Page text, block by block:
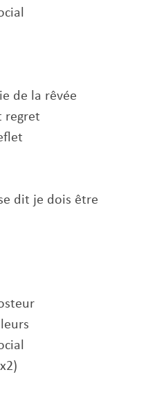
de la rêvée
regret
dit je dois être